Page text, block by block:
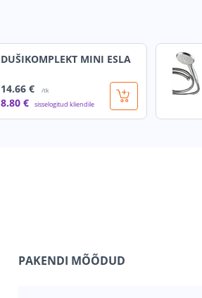
DUŠIKOMPLEKT MINI ESLA
14.66 € /tk
8.80 € sisselogitud kliendile
PAKENDI MÕÕDUD